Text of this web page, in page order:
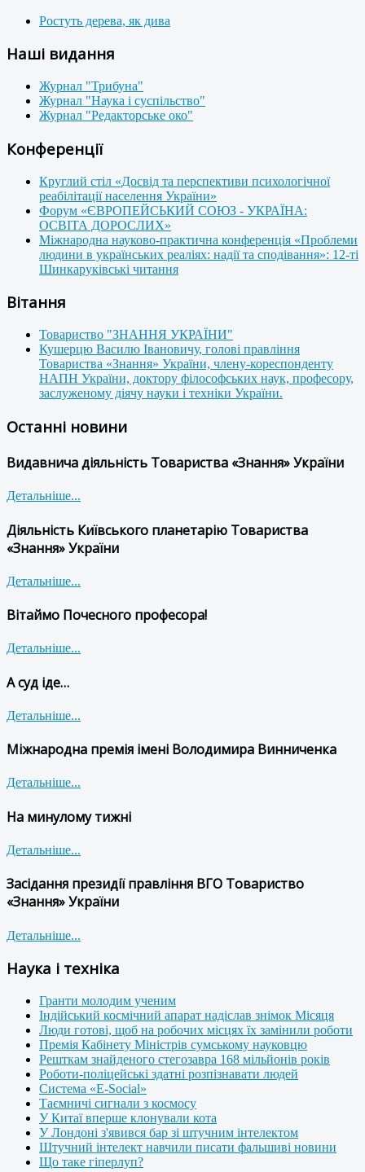
Ростуть дерева, як дива
Наші видання
Журнал "Трибуна"
Журнал "Наука і суспільство"
Журнал "Редакторське око"
Конференції
Круглий стіл «Досвід та перспективи психологічної
реабілітації населення України»
Форум «ЄВРОПЕЙСЬКИЙ СОЮЗ - УКРАЇНА:
ОСВІТА ДОРОСЛИХ»
Міжнародна науково-практична конференція «Проблеми
людини в українських реаліях: надії та сподівання»: 12-ті
Шинкаруківські читання
Вітання
Товариство "ЗНАННЯ УКРАЇНИ"
Кушерцю Василю Івановичу, голові правління
Товариства «Знання» України, члену-кореспонденту
НАПН України, доктору філософських наук, професору,
заслуженому діячу науки і техніки України.
Останні новини
Видавнича діяльність Товариства «Знання» України
Детальніше...
Діяльність Київського планетарію Товариства
«Знання» України
Детальніше...
Вітаймо Почесного професора!
Детальніше...
А суд іде…
Детальніше...
Міжнародна премія імені Володимира Винниченка
Детальніше...
На минулому тижні
Детальніше...
Засідання президії правління ВГО Товариство
«Знання» України
Детальніше...
Наука і техніка
Гранти молодим ученим
Індійський космічний апарат надіслав знімок Місяця
Люди готові, щоб на робочих місцях їх замінили роботи
Премія Кабінету Міністрів сумському науковцю
Решткам знайденого стегозавра 168 мільйонів років
Роботи-поліцейські здатні розпізнавати людей
Система «E-Social»
Таємничі сигнали з космосу
У Китаї вперше клонували кота
У Лондоні з'явився бар зі штучним інтелектом
Штучний інтелект навчили писати фальшиві новини
Що таке гіперлуп?